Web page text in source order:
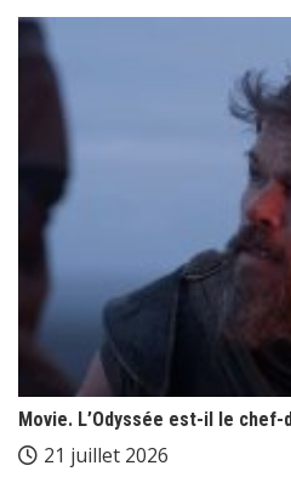
Movie. L’Odyssée est-il le chef-
21 juillet 2026